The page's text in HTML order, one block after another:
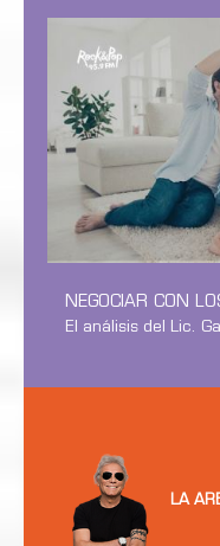
NEGOCIAR CON
El análisis del Lic.
LA